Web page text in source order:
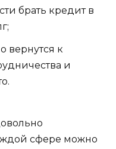
брать кредит в
вернутся к
и
сфере можно